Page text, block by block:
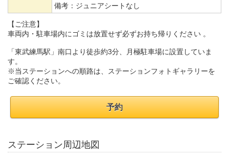
備考： ジュニアシートなし
【ご注意】
車両内・駐車場内にゴミは放置せず必ずお持ち帰りください 。
「東武練馬駅」南口より徒歩約3分、月極駐車場に設置していま
す。
※当ステーションへの順路は、ステーションフォトギャラリーを
ご確認ください。
予約
ステーション周辺地図